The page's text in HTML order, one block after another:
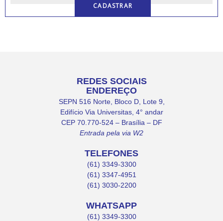
REDES SOCIAIS
ENDEREÇO
SEPN 516 Norte, Bloco D, Lote 9,
Edifício Via Universitas, 4° andar
CEP 70.770-524 – Brasília – DF
Entrada pela via W2
TELEFONES
(61) 3349-3300
(61) 3347-4951
(61) 3030-2200
WHATSAPP
(61) 3349-3300